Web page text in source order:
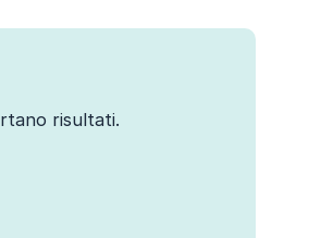
risultati.